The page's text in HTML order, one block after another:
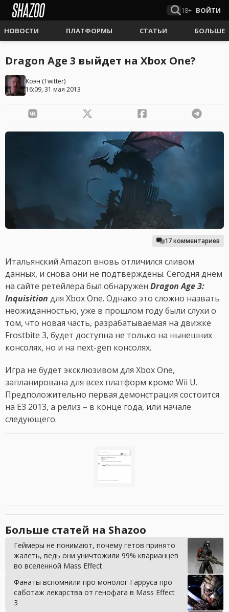
18+ ВОЙТИ
НОВОСТИ ПЛАТФОРМЫ СТАТЬИ БОЛЬШЕ
Dragon Age 3 выйдет на Xbox One?
Коэн (Twitter)
16:09, 31 мая 2013
17 комментариев
Итальянский Amazon вновь отличился сливом
данных, и снова они не подтверждены. Сегодня днем
на сайте ретейлера был обнаружен Dragon Age 3:
Inquisition для Xbox One. Однако это сложно назвать
неожиданностью, уже в прошлом году были слухи о
том, что новая часть, разрабатываемая на движке
Frostbite 3, будет доступна не только на нынешних
консолях, но и на next-gen консолях.
Игра не будет эксклюзивом для Xbox One,
запланирована для всех платформ кроме Wii U.
Предположительно первая демонстрация состоится
на E3 2013, а релиз – в конце года, или начале
следующего.
Больше статей на Shazoo
Геймеры не понимают, почему гетов принято
жалеть, ведь они уничтожили 99% кварианцев
во вселенной Mass Effect
Фанаты вспомнили про монолог Гарруса про
саботаж лекарства от генофага в Mass Effect
3